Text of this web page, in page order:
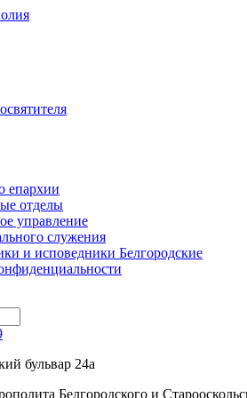
епархии
отделы
управление
служения
и исповедники Белгородские
бульвар 24а
Белгородского и